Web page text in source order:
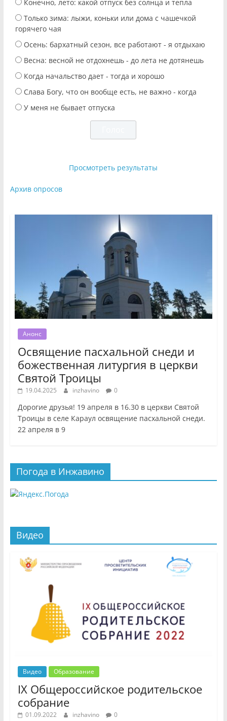
Конечно, лето: какой отпуск без солнца и тепла
Только зима: лыжи, коньки или дома с чашечкой
горячего чая
Осень: бархатный сезон, все работают - я отдыхаю
Весна: весной не отдохнешь - до лета не дотянешь
Когда начальство дает - тогда и хорошо
Слава Богу, что он вообще есть, не важно - когда
У меня не бывает отпуска
Просмотреть результаты
Архив опросов
Анонс
Освящение пасхальной снеди и
божественная литургия в церкви
Святой Троицы
19.04.2025 inzhavino 0
Дорогие друзья! 19 апреля в 16.30 в церкви Святой
Троицы в селе Караул освящение пасхальной снеди.
22 апреля в 9
Погода в Инжавино
Видео
Видео Образование
IX Общероссийское родительское
собрание
01.09.2022 inzhavino 0